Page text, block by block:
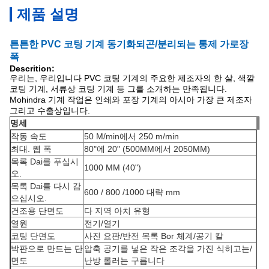
제품 설명
튼튼한 PVC 코팅 기계 동기화되곤/분리되는 통제 가로장
폭
Descrition:
우리는, 우리입니다 PVC 코팅 기계의 주요한 제조자의 한 살, 색깔
코팅 기계, 서류상 코팅 기계 등 그를 소개하는 만족됩니다.
Mohindra 기계 작업은 인쇄와 포장 기계의 아시아 가장 큰 제조자
그리고 수출상입니다.
명세
작동 속도
50 M/min에서 250 m/min
최대. 웹 폭
80"에 20" (500MM에서 2050MM)
목록 Dai를 푸십시
오.
1000 MM (40")
목록 Dai를 다시 감
으십시오.
600 / 800 /1000 대략 mm
건조용 단면도
다 지역 아치 유형
열원
전기/열기
코팅 단면도
사진 요판/반전 목록 Bor 체계/공기 칼
박판으로 만드는 단
면도
압축 공기를 넣은 작은 조각을 가진 식히고는/
난방 롤러는 구릅니다